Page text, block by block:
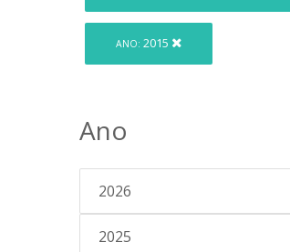
ANO: 2015
Ano
2026
2025